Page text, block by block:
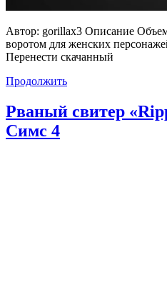
Автор: gorillax3 Описание
воротом для женских
Перенести скачанный
Продолжить
Рваный свитер
Симс 4